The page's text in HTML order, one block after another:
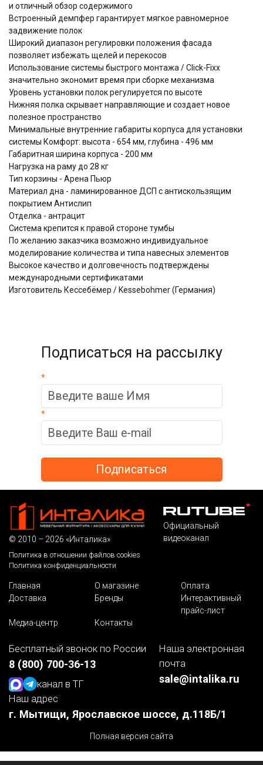
и отличный обзор содержимого
Встроенный демпфер гарантирует мягкое равномерное
задвижение полок
Широкий диапазон регулировки положения фасада
позволяет избежать щелей и перекосов
Использование системы быстрого монтажа / Click-Fixx
значительно экономит время при сборке механизма
Уровень установки полок регулируется по высоте
Нижняя полка скрывает направляющие и создает новое
полезное пространство
Минимальные внутренние габариты корпуса для установки
системы Комфорт: высота - 654 мм, глубина - 496 мм
Габаритная ширина корпуса - 200 мм
Нагрузка на раму до 28 кг
Тип корзины - Арена Пьюр
Материал дна - ламинированное ДСП с антискользящим
покрытием Антислип
Отделка - антрацит
Система крепится к правой стороне тумбы
По желанию заказчика возможно индивидуальное
моделирование количества и типа навесных элементов
Высокое качество и долговечность подтверждены
международными сертификатами
Изготовитель Кессебёмер / Kessebohmer (Германия)
Подписаться на рассылку
*
*
© 2010 – 2026 «Инталика»
Политика в отношении файлов cookies
Политика конфиденциальности
Официальный
видеоканал
Главная О магазине
Оплата
Доставка
Бренды
Интерактивный
прайс-лист
Медиа-центр
Контакты
Бесплатный звонок по России
8 (800) 700-36-13
канал в ТГ
Наша электронная
почта
sale@intalika.ru
Наш адрес
г. Мытищи, Ярославское шоссе, д.118Б/1
Полная версия сайта